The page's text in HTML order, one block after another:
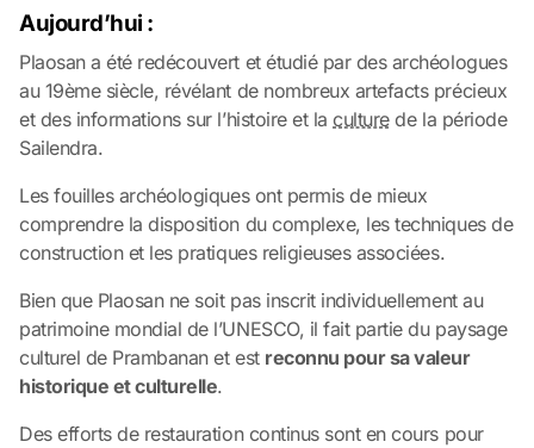
Aujourd’hui :
Plaosan a été redécouvert et étudié par des archéologues
au 19ème siècle, révélant de nombreux artefacts précieux
et des informations sur l’histoire et laculturede la période
Sailendra.
Les fouilles archéologiques ont permis de mieux
comprendre la disposition du complexe, les techniques de
construction et les pratiques religieuses associées.
Bien que Plaosan ne soit pas inscrit individuellement au
patrimoine mondial de l’UNESCO, il fait partie du paysage
culturel de Prambanan et est reconnu pour sa valeur
historique et culturelle.
Des efforts de restauration continus sont en cours pour